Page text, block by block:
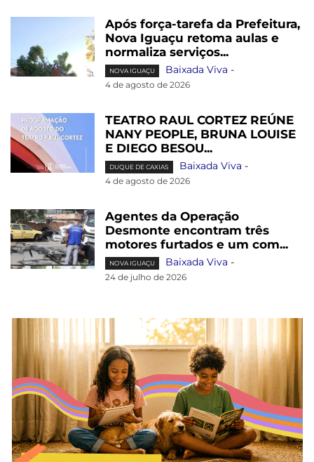
Após força-tarefa da Prefeitura,
Nova Iguaçu retoma aulas e
normaliza serviços...
NOVA IGUAÇU Baixada Viva -
4 de agosto de 2026
TEATRO RAUL CORTEZ REÚNE
NANY PEOPLE, BRUNA LOUISE
E DIEGO BESOU...
DUQUE DE CAXIAS Baixada Viva -
4 de agosto de 2026
Agentes da Operação
Desmonte encontram três
motores furtados e um com...
NOVA IGUAÇU Baixada Viva -
24 de julho de 2026